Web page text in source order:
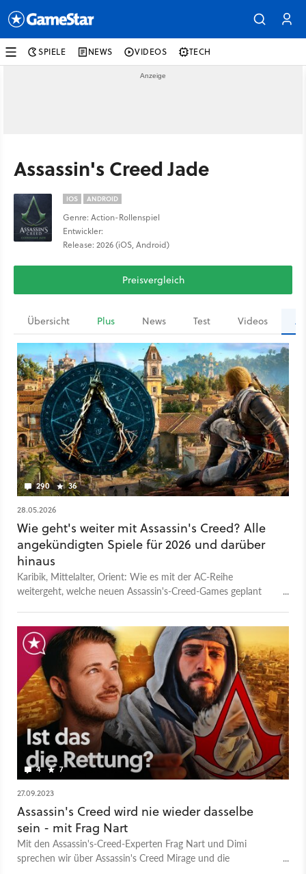
SPIELE NEWS VIDEOS TECH
Assassin's Creed Jade
IOS ANDROID
Genre: Action-Rollenspiel
Entwickler:
Release: 2026 (iOS, Android)
Preisvergleich
Übersicht Plus News Test Videos
290 36
28.05.2026
Wie geht's weiter mit Assassin's Creed? Alle
angekündigten Spiele für 2026 und darüber
hinaus
Karibik, Mittelalter, Orient: Wie es mit der AC-Reihe
weitergeht, welche neuen Assassin's-Creed-Games geplant
4 7
27.09.2023
Assassin's Creed wird nie wieder dasselbe
sein - mit Frag Nart
Mit den Assassin's-Creed-Experten Frag Nart und Dimi
sprechen wir über Assassin's Creed Mirage und die